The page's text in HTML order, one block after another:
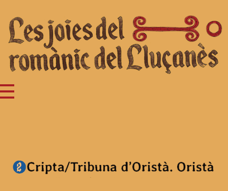
Joc del romànic del Lluçanès